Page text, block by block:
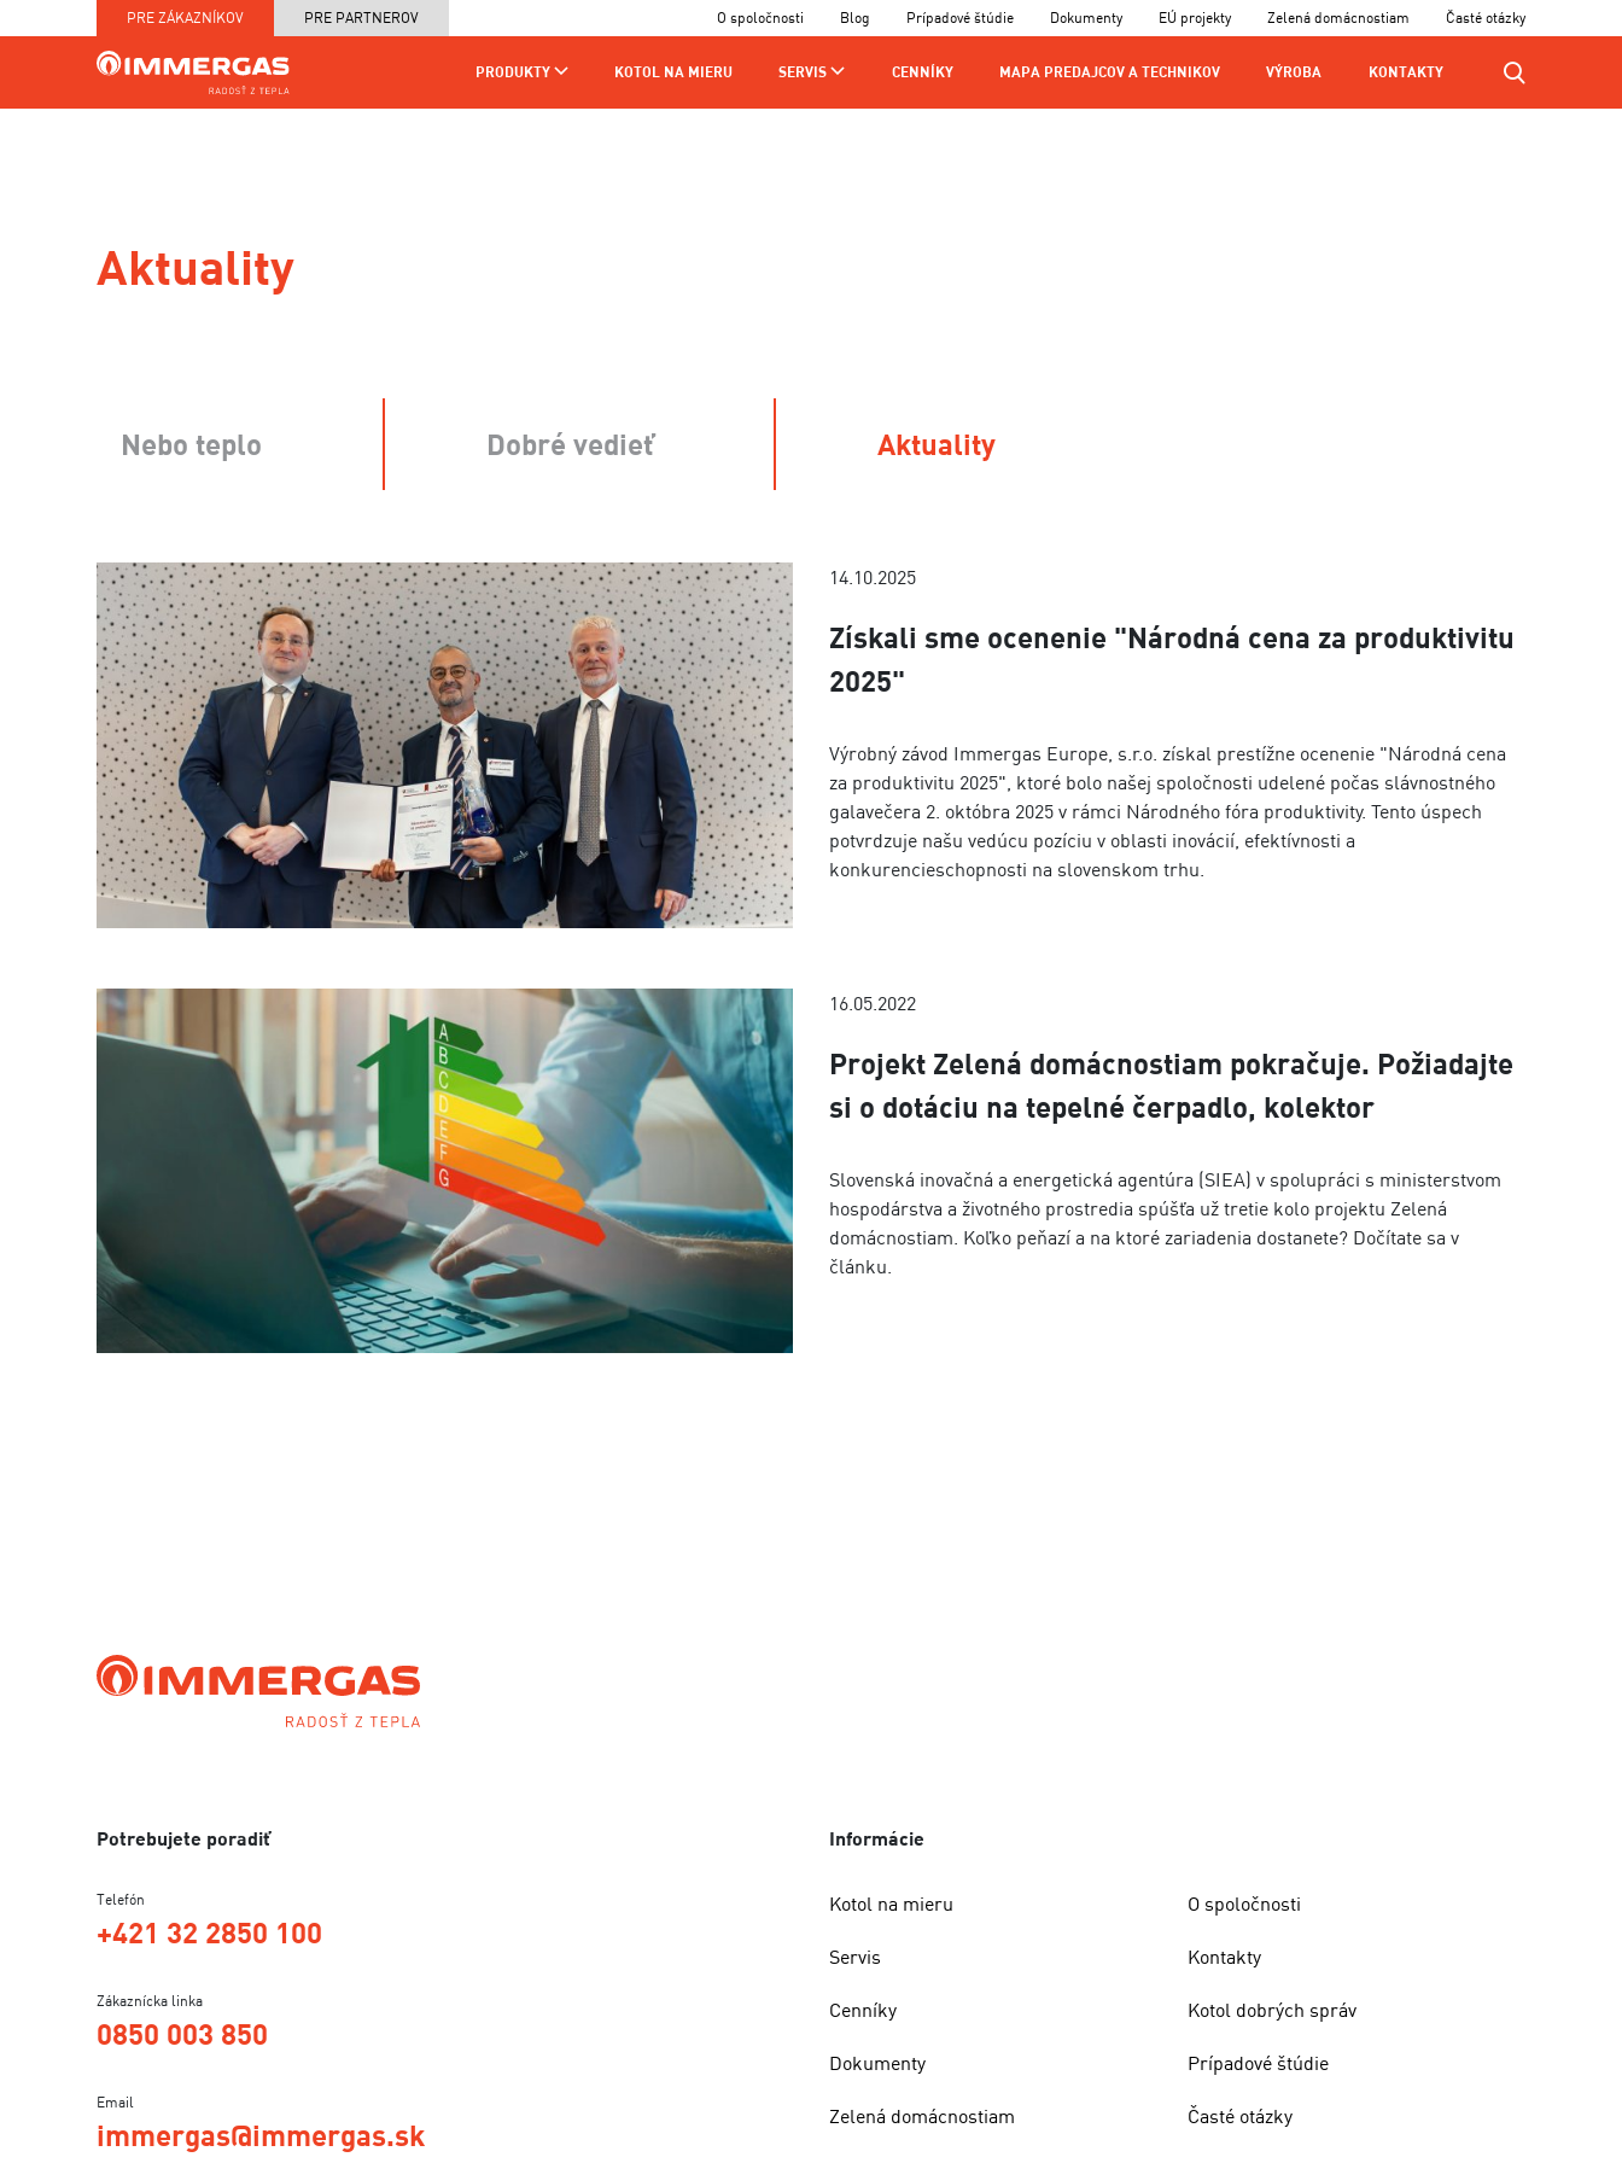
PRE ZÁKAZNÍKOV PRE PARTNEROV O spoločnosti Blog Prípadové štúdie Dokumenty EÚ projekty Zelená domácnostiam Časté otázky
PRODUKTY KOTOL NA MIERU SERVIS CENNÍKY MAPA PREDAJCOV A TECHNIKOV VÝROBA KONTAKTY
Aktuality
Nebo teplo Dobré vedieť Aktuality
14.10.2025
Získali sme ocenenie "Národná cena za produktivitu
2025"
Výrobný závod Immergas Europe, s.r.o. získal prestížne ocenenie "Národná cena
za produktivitu 2025", ktoré bolo našej spoločnosti udelené počas slávnostného
galavečera 2. októbra 2025 v rámci Národného fóra produktivity. Tento úspech
potvrdzuje našu vedúcu pozíciu v oblasti inovácií, efektívnosti a
konkurencieschopnosti na slovenskom trhu.
16.05.2022
Projekt Zelená domácnostiam pokračuje. Požiadajte
si o dotáciu na tepelné čerpadlo, kolektor
Slovenská inovačná a energetická agentúra (SIEA) v spolupráci s ministerstvom
hospodárstva a životného prostredia spúšťa už tretie kolo projektu Zelená
domácnostiam. Koľko peňazí a na ktoré zariadenia dostanete? Dočítate sa v
článku.
Potrebujete poradiť
Telefón
+421 32 2850 100
Zákaznícka linka
0850 003 850
Email
immergas@immergas.sk
Informácie
Kotol na mieru
Servis
Cenníky
Dokumenty
Zelená domácnostiam
O spoločnosti
Kontakty
Kotol dobrých správ
Prípadové štúdie
Časté otázky